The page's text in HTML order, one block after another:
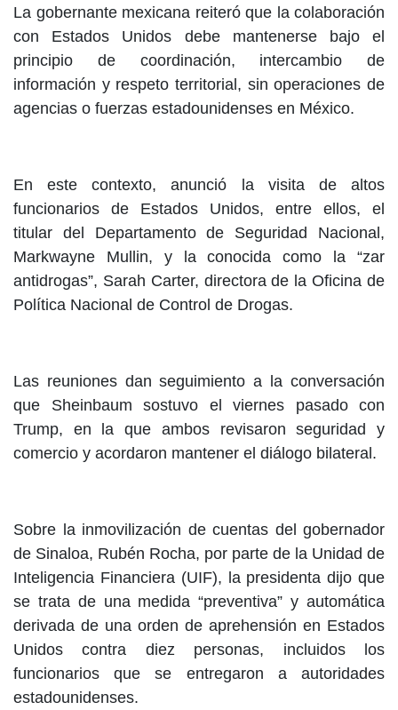
La gobernante mexicana reiteró que la colaboración
con Estados Unidos debe mantenerse bajo el
principio de coordinación, intercambio de
información y respeto territorial, sin operaciones de
agencias o fuerzas estadounidenses en México.
En este contexto, anunció la visita de altos
funcionarios de Estados Unidos, entre ellos, el
titular del Departamento de Seguridad Nacional,
Markwayne Mullin, y la conocida como la “zar
antidrogas”, Sarah Carter, directora de la Oficina de
Política Nacional de Control de Drogas.
Las reuniones dan seguimiento a la conversación
que Sheinbaum sostuvo el viernes pasado con
Trump, en la que ambos revisaron seguridad y
comercio y acordaron mantener el diálogo bilateral.
Sobre la inmovilización de cuentas del gobernador
de Sinaloa, Rubén Rocha, por parte de la Unidad de
Inteligencia Financiera (UIF), la presidenta dijo que
se trata de una medida “preventiva” y automática
derivada de una orden de aprehensión en Estados
Unidos contra diez personas, incluidos los
funcionarios que se entregaron a autoridades
estadounidenses.